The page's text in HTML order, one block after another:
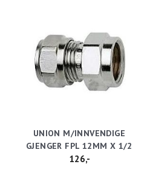
UNION M/INNVENDIGE
GJENGER FPL 12MM X 1/2
126,-